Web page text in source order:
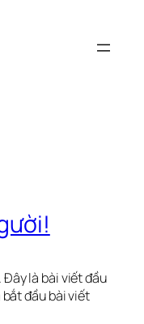
Đây là bài viết đầu
bắt đầu bài viết